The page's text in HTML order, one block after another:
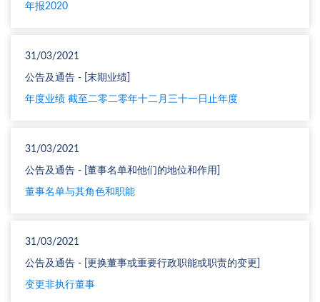
年报2020
31/03/2021
公告及通告 - [末期业绩]
年度业绩 截至二零二零年十二月三十一日止年度
31/03/2021
公告及通告 - [董事名单和他们的地位和作用]
董事名单与其角色和职能
31/03/2021
公告及通告 - [更换董事或重要行政职能或职责的变更]
变更非执行董事